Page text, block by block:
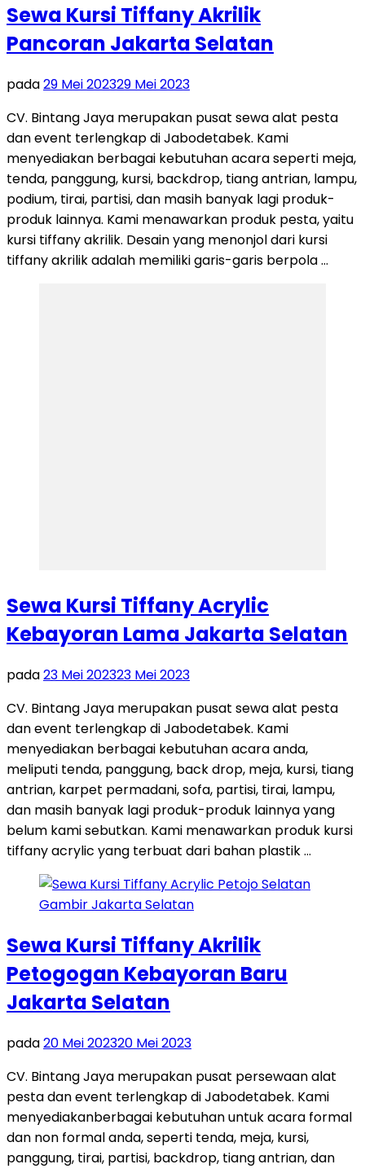
Sewa Kursi Tiffany Akrilik
Pancoran Jakarta Selatan
pada29 Mei 202329 Mei 2023
CV. Bintang Jaya merupakan pusat sewa alat pesta
dan event terlengkap di Jabodetabek. Kami
menyediakan berbagai kebutuhan acara seperti meja,
tenda, panggung, kursi, backdrop, tiang antrian, lampu,
podium, tirai, partisi, dan masih banyak lagi produk-
produk lainnya. Kami menawarkan produk pesta, yaitu
kursi tiffany akrilik. Desain yang menonjol dari kursi
tiffany akrilik adalah memiliki garis-garis berpola …
Sewa Kursi Tiffany Acrylic
Kebayoran Lama Jakarta Selatan
pada23 Mei 202323 Mei 2023
CV. Bintang Jaya merupakan pusat sewa alat pesta
dan event terlengkap di Jabodetabek. Kami
menyediakan berbagai kebutuhan acara anda,
meliputi tenda, panggung, back drop, meja, kursi, tiang
antrian, karpet permadani, sofa, partisi, tirai, lampu,
dan masih banyak lagi produk-produk lainnya yang
belum kami sebutkan. Kami menawarkan produk kursi
tiffany acrylic yang terbuat dari bahan plastik …
Sewa Kursi Tiffany Akrilik
Petogogan Kebayoran Baru
Jakarta Selatan
pada20 Mei 202320 Mei 2023
CV. Bintang Jaya merupakan pusat persewaan alat
pesta dan event terlengkap di Jabodetabek. Kami
menyediakanberbagai kebutuhan untuk acara formal
dan non formal anda, seperti tenda, meja, kursi,
panggung, tirai, partisi, backdrop, tiang antrian, dan